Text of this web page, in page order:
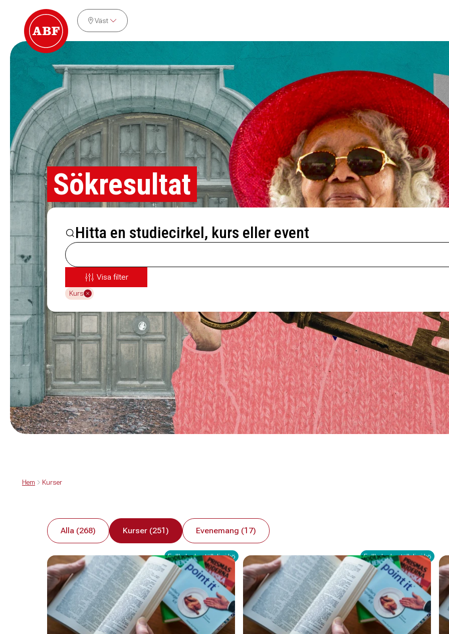
Väst
Sökresultat
Hitta en studiecirkel, kurs eller event
Visa filter
Kurs
Hem Kurser
Alla (268) Kurser (251) Evenemang (17)
Fullbokad - ställ dig i kö Fullbokad - ställ dig i kö